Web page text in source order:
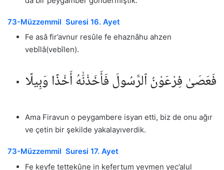
73-Müzzemmil Suresi 16. Ayet
Fe asâ fir’avnur resûle fe ehaznâhu ahzen
vebîlâ(vebîlen).
فَعَصَىٰ فِرْعَوْنُ ٱلرَّسُولَ فَأَخَذْنَٰهُ أَخْذًا وَبِيلًا
Ama Firavun o peygambere isyan etti, biz de onu ağır
ve çetin bir şekilde yakalayıverdik.
73-Müzzemmil Suresi 17. Ayet
Fe keyfe tettekûne in kefertum yevmen yec’alul